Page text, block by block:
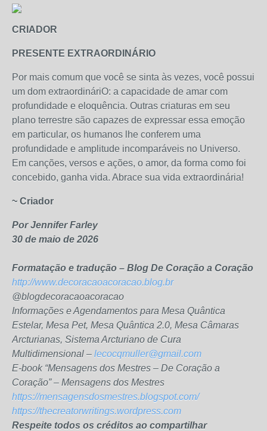
CRIADOR
PRESENTE EXTRAORDINÁRIO
Por mais comum que você se sinta às vezes, você possui
um dom extraordináriO: a capacidade de amar com
profundidade e eloquência. Outras criaturas em seu
plano terrestre são capazes de expressar essa emoção
em particular, os humanos lhe conferem uma
profundidade e amplitude incomparáveis ​​no Universo.
Em canções, versos e ações, o amor, da forma como foi
concebido, ganha vida. Abrace sua vida extraordinária!
~ Criador
Por Jennifer Farley
30 de maio de 2026
Formatação e tradução – Blog De Coração a Coração
http://www.decoracaoacoracao.blog.br
@blogdecoracaoacoracao
Informações e Agendamentos para Mesa Quântica
Estelar, Mesa Pet, Mesa Quântica 2.0, Mesa Câmaras
Arcturianas, Sistema Arcturiano de Cura
Multidimensional – lecocqmuller@gmail.com
E-book “Mensagens dos Mestres – De Coração a
Coração” – Mensagens dos Mestres
https://mensagensdosmestres.blogspot.com/
https://thecreatorwritings.wordpress.com
Respeite todos os créditos ao compartilhar